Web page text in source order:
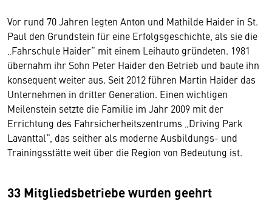
Vor rund 70 Jahren legten Anton und Mathilde Haider in St.
Paul den Grundstein für eine Erfolgsgeschichte, als sie die
„Fahrschule Haider“ mit einem Leihauto gründeten. 1981
übernahm ihr Sohn Peter Haider den Betrieb und baute ihn
konsequent weiter aus. Seit 2012 führen Martin Haider das
Unternehmen in dritter Generation. Einen wichtigen
Meilenstein setzte die Familie im Jahr 2009 mit der
Errichtung des Fahrsicherheitszentrums „Driving Park
Lavanttal“, das seither als moderne Ausbildungs- und
Trainingsstätte weit über die Region von Bedeutung ist.
33 Mitgliedsbetriebe wurden geehrt